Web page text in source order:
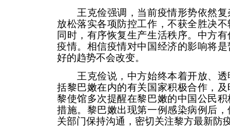
王克俭强调，当前疫情形势依然复
放松落实各项防控工作，不获全胜决
同时，有序恢复生产生活秩序。中方
疫情。相信疫情对中国经济的影响将
好的趋势不会改变。
王克俭说，中方始终本着开放、透
括黎巴嫩在内的有关国家积极合作，
黎使馆多次提醒在黎巴嫩的中国公民
措施。黎巴嫩出现第一例感染病例后
关部门保持沟通，密切关注黎方最新防